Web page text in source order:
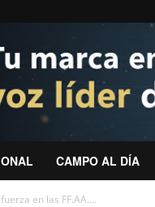
CAMPO AL DÍA
en las FF.AA....